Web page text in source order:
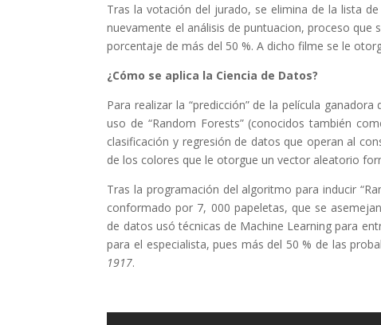
Tras la votación del jurado, se elimina de la lista
nuevamente el análisis de puntuacion, proceso que
porcentaje de más del 50 %. A dicho filme se le
¿Cómo se aplica la Ciencia de Datos?
Para realizar la “predicción” de la película
uso de “Random Forests” (conocidos también
clasificación y regresión de datos que operan al
de los colores que le otorgue un vector aleatorio
Tras la programación del algoritmo para inducir
conformado por 7, 000 papeletas, que se
de datos usó técnicas de Machine Learning para
para el especialista, pues más del 50 % de las
1917.